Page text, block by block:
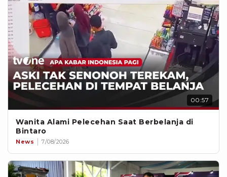
00:57
Wanita Alami Pelecehan Saat Berbelanja di
Bintaro
News 7/08/2026